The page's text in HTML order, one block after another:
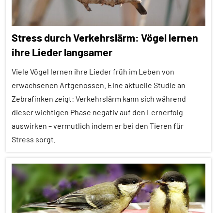
Stress durch Verkehrslärm: Vögel lernen
ihre Lieder langsamer
Viele Vögel lernen ihre Lieder früh im Leben von
erwachsenen Artgenossen. Eine aktuelle Studie an
Zebrafinken zeigt: Verkehrslärm kann sich während
dieser wichtigen Phase negativ auf den Lernerfolg
auswirken – vermutlich indem er bei den Tieren für
Stress sorgt.
Adoleszenz
Alle
Artikel